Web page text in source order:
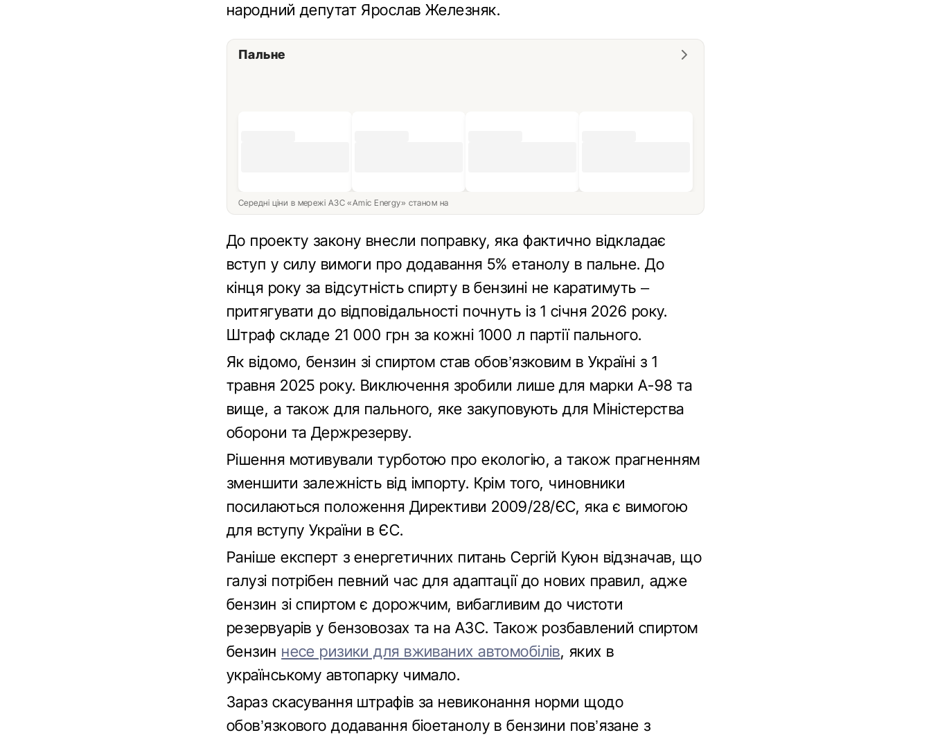
народний депутат Ярослав Железняк.
Пальне
Середні ціни в мережі АЗС «Amic Energy» станом на
До проекту закону внесли поправку, яка фактично відкладає
вступ у силу вимоги про додавання 5% етанолу в пальне. До
кінця року за відсутність спирту в бензині не каратимуть –
притягувати до відповідальності почнуть із 1 січня 2026 року.
Штраф складе 21 000 грн за кожні 1000 л партії пального.
Як відомо, бензин зі спиртом став обов’язковим в Україні з 1
травня 2025 року. Виключення зробили лише для марки А-98 та
вище, а також для пального, яке закуповують для Міністерства
оборони та Держрезерву.
Рішення мотивували турботою про екологію, а також прагненням
зменшити залежність від імпорту. Крім того, чиновники
посилаються положення Директиви 2009/28/ЄС, яка є вимогою
для вступу України в ЄС.
Раніше експерт з енергетичних питань Сергій Куюн відзначав, що
галузі потрібен певний час для адаптації до нових правил, адже
бензин зі спиртом є дорожчим, вибагливим до чистоти
резервуарів у бензовозах та на АЗС. Також розбавлений спиртом
бензин несе ризики для вживаних автомобілів, яких в
українському автопарку чимало.
Зараз скасування штрафів за невиконання норми щодо
обов’язкового додавання біоетанолу в бензини пов’язане з